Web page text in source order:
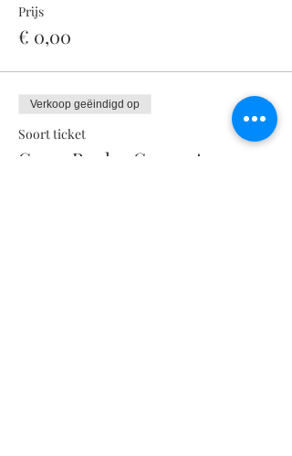
Prijs
€ 0,00
Verkoop geëindigd op
Soort ticket
Camp Roulez Gagnants